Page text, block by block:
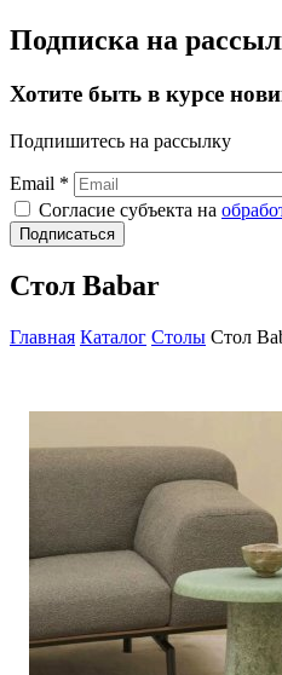
Подписка на
Хотите быть в курсе
Подпишитесь на рассылку
Email *
Согласие субъекта на
Подписаться
Стол Babar
Главная Каталог Столы Стол